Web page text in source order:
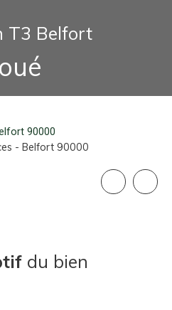
T3 Belfort
90000
- Belfort 90000
du bien